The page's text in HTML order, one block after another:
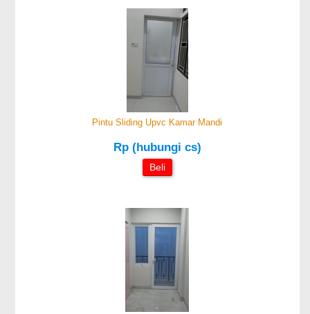
Pintu Sliding Upvc Kamar Mandi
Rp (hubungi cs)
Beli